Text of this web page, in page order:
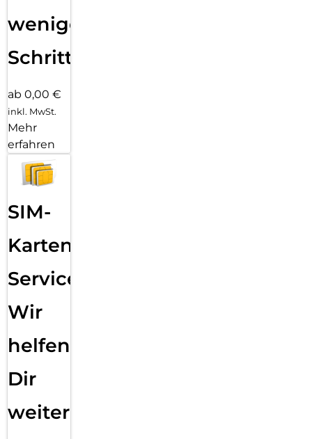
wenigen
Schritten
ab 0,00 €
inkl. MwSt.
Mehr
erfahren
SIM-
Karten
Service:
Wir
helfen
Dir
weiter